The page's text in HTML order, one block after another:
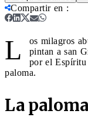
Compartir en :
L
os milagros
pintan a san
por el Espíritu
paloma.
La paloma